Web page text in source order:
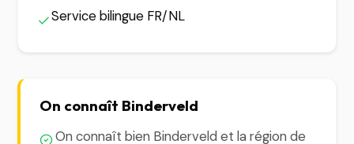
Service bilingue FR/NL
On connaît Binderveld
On connaît bien Binderveld et la région de